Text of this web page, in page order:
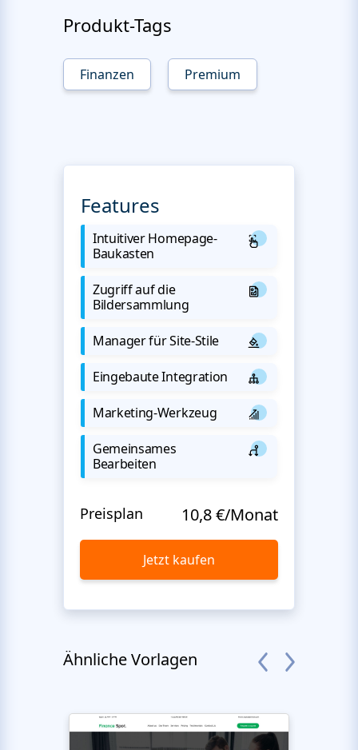
Produkt-Tags
Finanzen Premium
Features
Intuitiver Homepage-
Baukasten
Zugriff auf die
Bildersammlung
Manager für Site-Stile
Eingebaute Integration
Marketing-Werkzeug
Gemeinsames
Bearbeiten
Preisplan 10,8 €/Monat
Jetzt kaufen
Ähnliche Vorlagen